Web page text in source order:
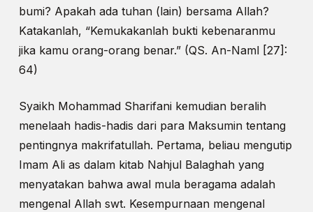
bumi? Apakah ada tuhan (lain) bersama Allah?
Katakanlah, “Kemukakanlah bukti kebenaranmu
jika kamu orang-orang benar.” (QS. An-Naml [27]:
64)
Syaikh Mohammad Sharifani kemudian beralih
menelaah hadis-hadis dari para Maksumin tentang
pentingnya makrifatullah. Pertama, beliau mengutip
Imam Ali as dalam kitab Nahjul Balaghah yang
menyatakan bahwa awal mula beragama adalah
mengenal Allah swt. Kesempurnaan mengenal